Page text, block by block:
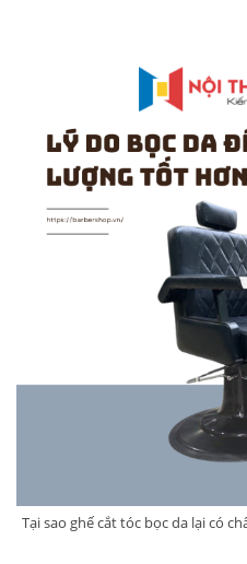
Tại sao ghế cắt tóc bọc da lại có